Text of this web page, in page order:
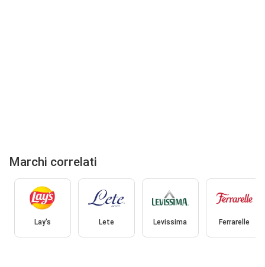
Marchi correlati
Lay's Lete Levissima Ferrarelle